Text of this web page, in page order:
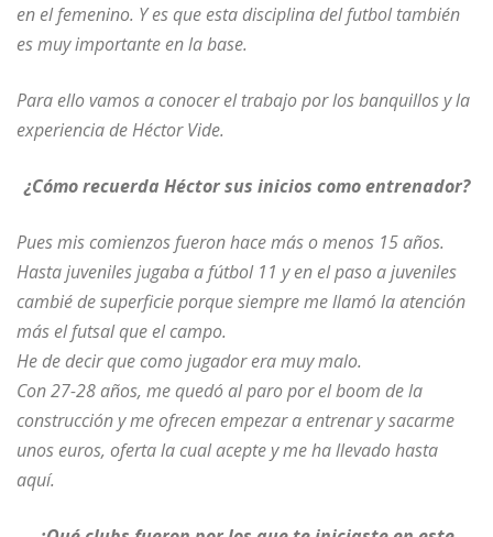
en el femenino. Y es que esta disciplina del futbol también
es muy importante en la base.
Para ello vamos a conocer el trabajo por los banquillos y la
experiencia de Héctor Vide.
¿Cómo recuerda Héctor sus inicios como entrenador?
Pues mis comienzos fueron hace más o menos 15 años.
Hasta juveniles jugaba a fútbol 11 y en el paso a juveniles
cambié de superficie porque siempre me llamó la atención
más el futsal que el campo.
He de decir que como jugador era muy malo.
Con 27-28 años, me quedó al paro por el boom de la
construcción y me ofrecen empezar a entrenar y sacarme
unos euros, oferta la cual acepte y me ha llevado hasta
aquí.